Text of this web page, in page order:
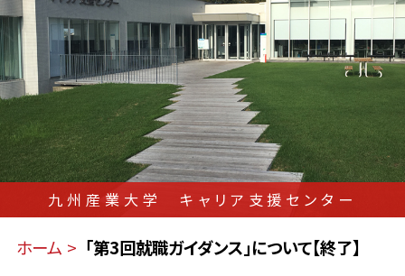
九州産業大学 キャリア支援センター
ホーム 「第3回就職ガイダンス」について【終了】